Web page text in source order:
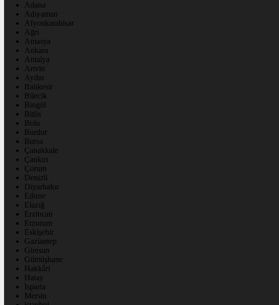
Adana
Adıyaman
Afyonkarahisar
Ağrı
Amasya
Ankara
Antalya
Artvin
Aydın
Balıkesir
Bilecik
Bingöl
Bitlis
Bolu
Burdur
Bursa
Çanakkale
Çankırı
Çorum
Denizli
Diyarbakır
Edirne
Elazığ
Erzincan
Erzurum
Eskişehir
Gaziantep
Giresun
Gümüşhane
Hakkâri
Hatay
Isparta
Mersin